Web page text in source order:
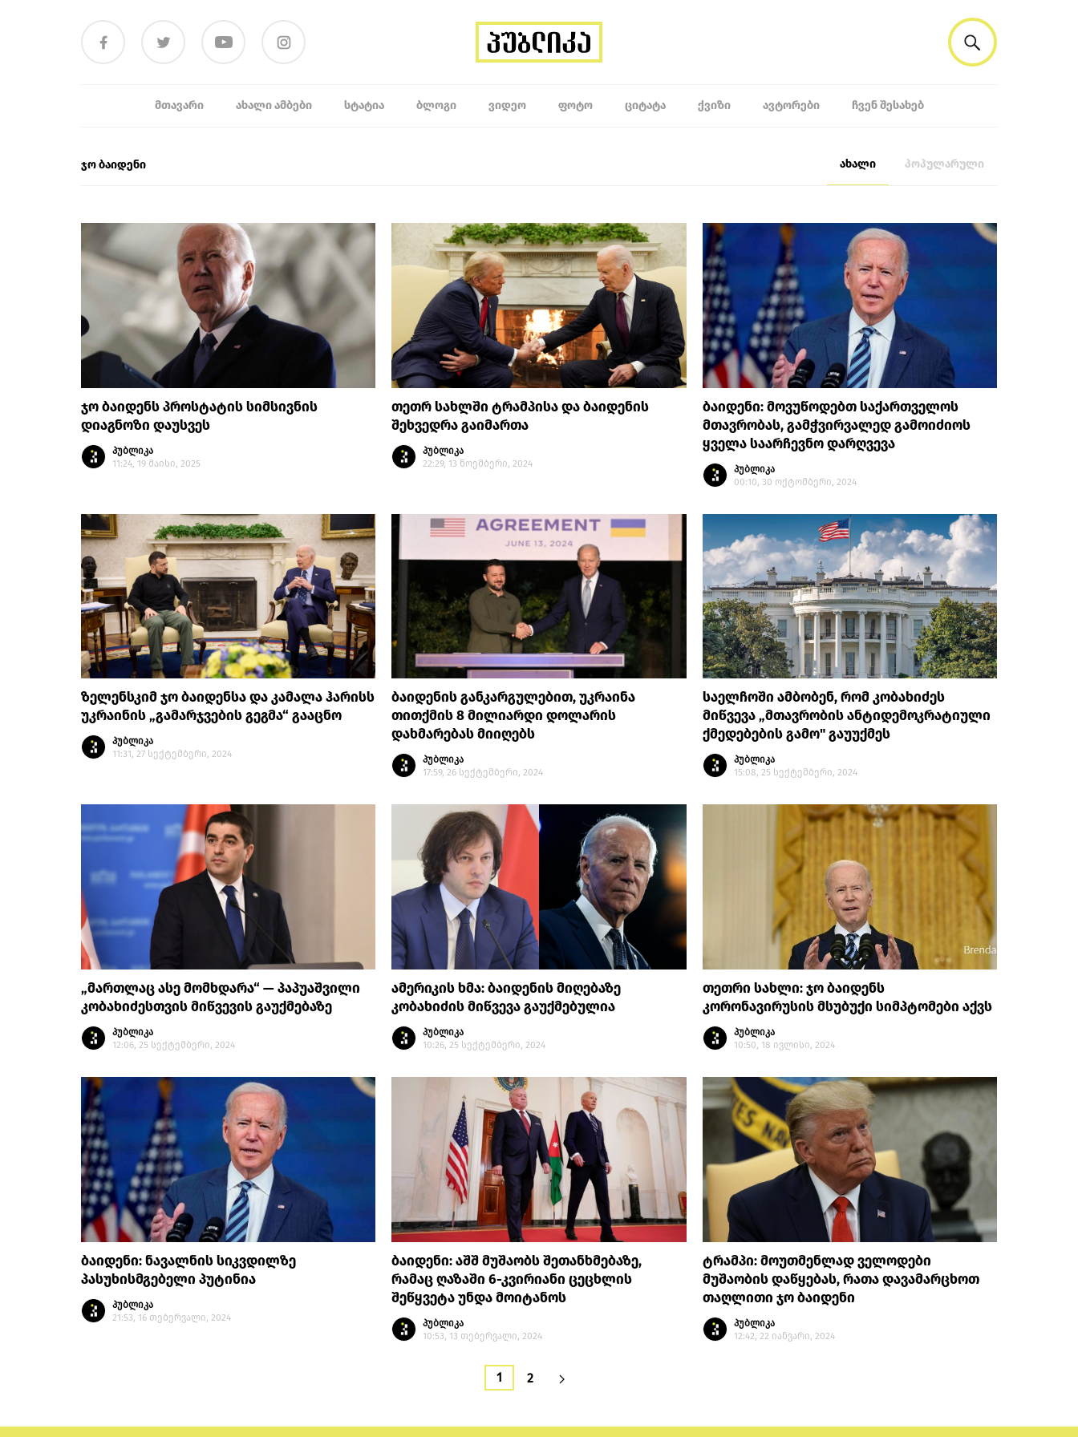
ᲛᲗᲐᲕᲐᲠᲘ ᲐᲮᲐᲚᲘ ᲐᲛᲑᲔᲑᲘ ᲡᲢᲐᲢᲘᲐ ᲑᲚᲝᲒᲘ ᲕᲘᲓᲔᲝ ᲤᲝᲢᲝ ᲪᲘᲢᲐᲢᲐ ᲥᲕᲘᲖᲘ ᲐᲕᲢᲝᲠᲔᲑᲘ ᲩᲕᲔᲜ ᲨᲔᲡᲐᲮᲔᲑ
ჯო ბაიდენი ახალი პოპულარული
ჯო ბაიდენს პროსტატის სიმსივნის
დიაგნოზი დაუსვეს
პუბლიკა
11:24, 19 მაისი, 2025
თეთრ სახლში ტრამპისა და ბაიდენის
შეხვედრა გაიმართა
პუბლიკა
22:29, 13 ნოემბერი, 2024
ბაიდენი: მოვუწოდებთ საქართველოს
მთავრობას, გამჭვირვალედ გამოიძიოს
ყველა საარჩევნო დარღვევა
პუბლიკა
00:10, 30 ოქტომბერი, 2024
ზელენსკიმ ჯო ბაიდენსა და კამალა ჰარისს
უკრაინის „გამარჯვების გეგმა“ გააცნო
პუბლიკა
11:31, 27 სექტემბერი, 2024
ბაიდენის განკარგულებით, უკრაინა
თითქმის 8 მილიარდი დოლარის
დახმარებას მიიღებს
პუბლიკა
17:59, 26 სექტემბერი, 2024
საელჩოში ამბობენ, რომ კობახიძეს
მიწვევა „მთავრობის ანტიდემოკრატიული
ქმედებების გამო" გაუუქმეს
პუბლიკა
15:08, 25 სექტემბერი, 2024
„მართლაც ასე მომხდარა“ — პაპუაშვილი
კობახიძესთვის მიწვევის გაუქმებაზე
პუბლიკა
12:06, 25 სექტემბერი, 2024
ამერიკის ხმა: ბაიდენის მიღებაზე
კობახიძის მიწვევა გაუქმებულია
პუბლიკა
10:26, 25 სექტემბერი, 2024
თეთრი სახლი: ჯო ბაიდენს
კორონავირუსის მსუბუქი სიმპტომები აქვს
პუბლიკა
10:50, 18 ივლისი, 2024
ბაიდენი: ნავალნის სიკვდილზე
პასუხისმგებელი პუტინია
პუბლიკა
21:53, 16 თებერვალი, 2024
ბაიდენი: აშშ მუშაობს შეთანხმებაზე,
რამაც ღაზაში 6-კვირიანი ცეცხლის
შეწყვეტა უნდა მოიტანოს
პუბლიკა
10:53, 13 თებერვალი, 2024
ტრამპი: მოუთმენლად ველოდები
მუშაობის დაწყებას, რათა დავამარცხოთ
თაღლითი ჯო ბაიდენი
პუბლიკა
12:42, 22 იანვარი, 2024
1 2